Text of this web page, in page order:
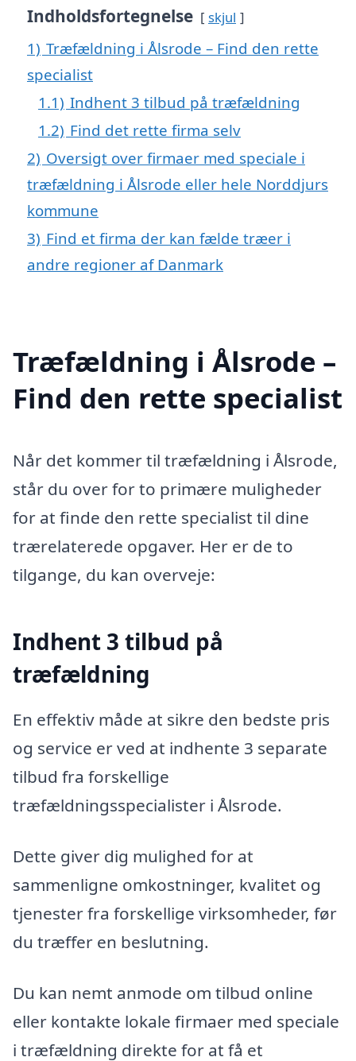
Indholdsfortegnelse skjul
1) Træfældning i Ålsrode – Find den rette
specialist
1.1) Indhent 3 tilbud på træfældning
1.2) Find det rette firma selv
2) Oversigt over firmaer med speciale i
træfældning i Ålsrode eller hele Norddjurs
kommune
3) Find et firma der kan fælde træer i
andre regioner af Danmark
Træfældning i Ålsrode –
Find den rette specialist
Når det kommer til træfældning i Ålsrode,
står du over for to primære muligheder
for at finde den rette specialist til dine
trærelaterede opgaver. Her er de to
tilgange, du kan overveje:
Indhent 3 tilbud på
træfældning
En effektiv måde at sikre den bedste pris
og service er ved at indhente 3 separate
tilbud fra forskellige
træfældningsspecialister i Ålsrode.
Dette giver dig mulighed for at
sammenligne omkostninger, kvalitet og
tjenester fra forskellige virksomheder, før
du træffer en beslutning.
Du kan nemt anmode om tilbud online
eller kontakte lokale firmaer med speciale
i træfældning direkte for at få et